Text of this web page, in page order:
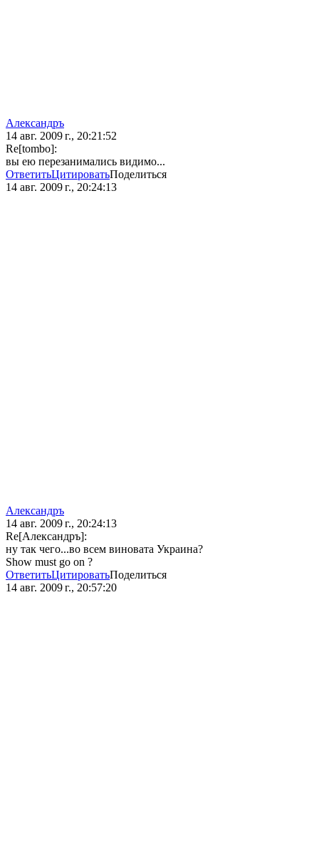
Александръ
14 авг. 2009 г., 20:21:52
Re[tombo]:
вы ею перезанимались видимо...
ОтветитьЦитироватьПоделиться
14 авг. 2009 г., 20:24:13
Александръ
14 авг. 2009 г., 20:24:13
Re[Александръ]:
ну так чего...во всем виновата Украина?
Show must go on ?
ОтветитьЦитироватьПоделиться
14 авг. 2009 г., 20:57:20